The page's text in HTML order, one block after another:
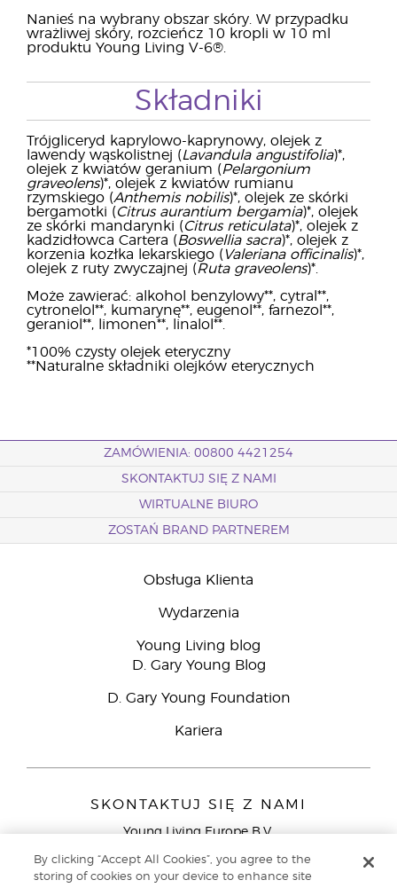
Nanieś na wybrany obszar skóry. W przypadku
wrażliwej skóry, rozcieńcz 10 kropli w 10 ml
produktu Young Living V-6®.
Składniki
Trójgliceryd kaprylowo-kaprynowy, olejek z
lawendy wąskolistnej (Lavandula angustifolia)*,
olejek z kwiatów geranium (Pelargonium
graveolens)*, olejek z kwiatów rumianu
rzymskiego (Anthemis nobilis)*, olejek ze skórki
bergamotki (Citrus aurantium bergamia)*, olejek
ze skórki mandarynki (Citrus reticulata)*, olejek z
kadzidłowca Cartera (Boswellia sacra)*, olejek z
korzenia kozłka lekarskiego ( Valeriana officinalis)*,
olejek z ruty zwyczajnej (Ruta graveolens)*.
Może zawierać: alkohol benzylowy**, cytral**,
cytronelol**, kumarynę**, eugenol**, farnezol**,
geraniol**, limonen**, linalol**.
*100% czysty olejek eteryczny
**Naturalne składniki olejków eterycznych
ZAMÓWIENIA: 00800 4421254
SKONTAKTUJ SIĘ Z NAMI
WIRTUALNE BIURO
ZOSTAŃ BRAND PARTNEREM
Obsługa Klienta
Wydarzenia
Young Living blog
D. Gary Young Blog
D. Gary Young Foundation
Kariera
SKONTAKTUJ SIĘ Z NAMI
Young Living Europe B.V.
9727 AJ Groningen
By clicking “Accept All Cookies”, you agree to the
storing of cookies on your device to enhance site